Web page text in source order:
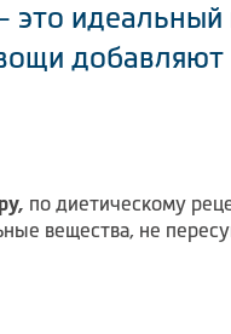
это идеальный
добавляют
по диетическому
вещества, не